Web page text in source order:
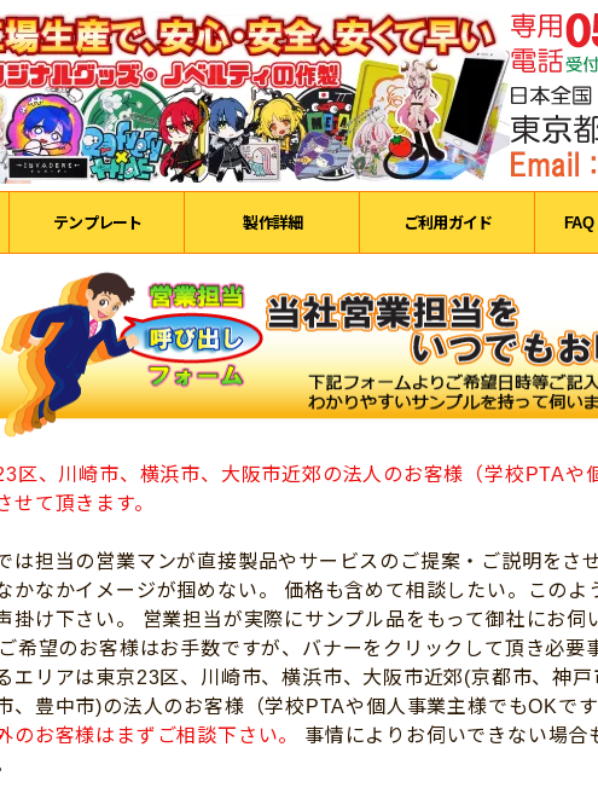
テンプレート 製作詳細 ご利用ガイド FAQ
区、川崎市、横浜市、大阪市近郊の法人のお客様（学校PTAや
せて頂きます。
は担当の営業マンが直接製品やサービスのご提案・ご説明をさ
かなかイメージが掴めない。 価格も含めて相談したい。このよ
掛け下さい。 営業担当が実際にサンプル品をもって御社にお伺
希望のお客様はお手数ですが、バナーをクリックして頂き必要
エリアは東京23区、川崎市、横浜市、大阪市近郊(京都市、神戸
、豊中市)の法人のお客様（学校PTAや個人事業主様でもOKで
のお客様はまずご相談下さい。
事情によりお伺いできない場合